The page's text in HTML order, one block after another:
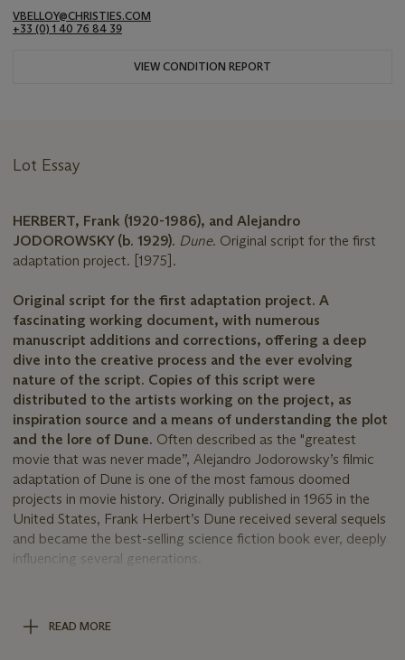
VBELLOY@CHRISTIES.COM
+33 (0) 1 40 76 84 39
VIEW CONDITION REPORT
Lot Essay
HERBERT, Frank (1920-1986), and Alejandro
JODOROWSKY (b. 1929). Dune. Original script for the first
adaptation project. [1975].
Original script for the first adaptation project. A
fascinating working document, with numerous
manuscript additions and corrections, offering a deep
dive into the creative process and the ever evolving
nature of the script. Copies of this script were
distributed to the artists working on the project, as
inspiration source and a means of understanding the plot
and the lore of Dune. Often described as the "greatest
movie that was never made”, Alejandro Jodorowsky’s filmic
adaptation of Dune is one of the most famous doomed
projects in movie history. Originally published in 1965 in the
United States, Frank Herbert’s Dune received several sequels
and became the best-selling science fiction book ever, deeply
influencing several generations.
helm. “One day, the divine power told me, in a lucid dream :
‘Your next movie will be Dune’. I had not even read the book! I
READ MORE